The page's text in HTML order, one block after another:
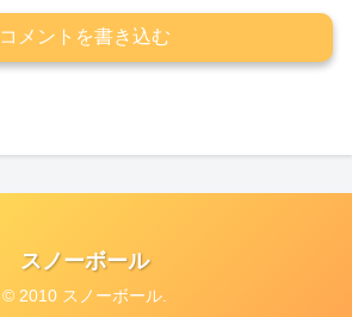
コメントを書き込む
スノーボール
© 2010 スノーボール.